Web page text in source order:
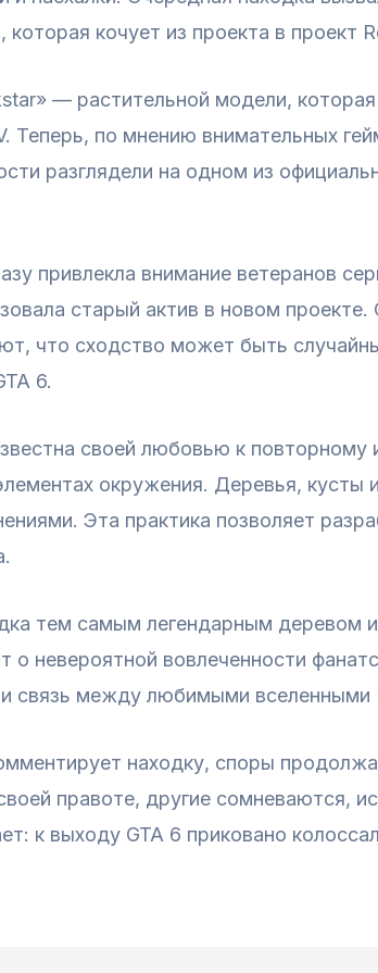
кочует из проекта в проект
— растительной модели,
Теперь, по мнению внимательных
разглядели на одном из
привлекла внимание ветеранов
старый актив в новом
что сходство может быть
6.
своей любовью к повторному
окружения. Деревья, кусты
Эта практика позволяет
тем самым легендарным деревом
невероятной вовлеченности
связь между любимыми вселенными
находку, споры
правоте, другие сомневаются,
к выходу GTA 6 приковано